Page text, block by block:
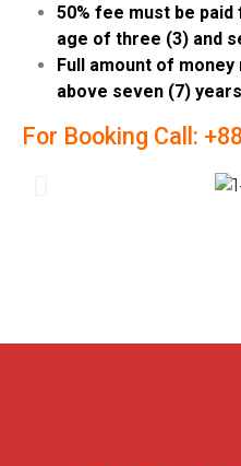
50% fee must be
age of three (3) and
Full amount of
above seven (7)
For Booking Call: